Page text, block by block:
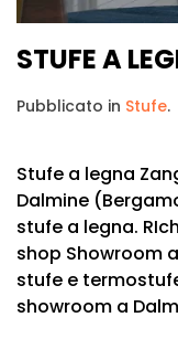
STUFE A
Pubblicato in Stufe.
Stufe a legna
Dalmine
stufe a legna.
shop Showroom
stufe e
showroom a